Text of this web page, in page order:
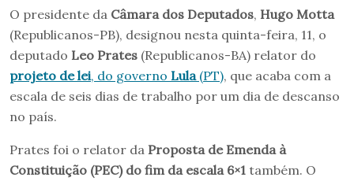
O presidente da Câmara dos Deputados, Hugo Motta
(Republicanos-PB), designou nesta quinta-feira, 11, o
deputado Leo Prates (Republicanos-BA) relator do
projeto de lei, do governo Lula(PT), que acaba com a
escala de seis dias de trabalho por um dia de descanso
no país.
Prates foi o relator da Proposta de Emenda à
Constituição (PEC) do fim da escala 6×1 também. O